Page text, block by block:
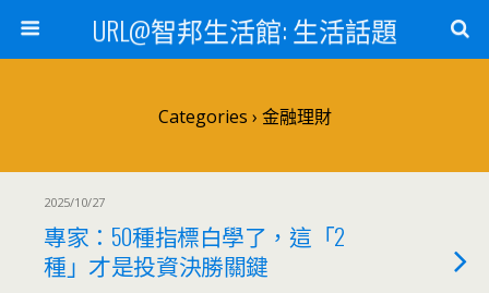
URL@智邦生活館: 生活話題
Categories › 金融理財
2025/10/27
專家：50種指標白學了，這「2
種」才是投資決勝關鍵